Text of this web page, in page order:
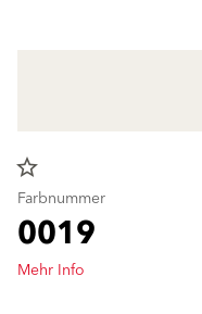
star_border
Farbnummer
0019
Mehr Info